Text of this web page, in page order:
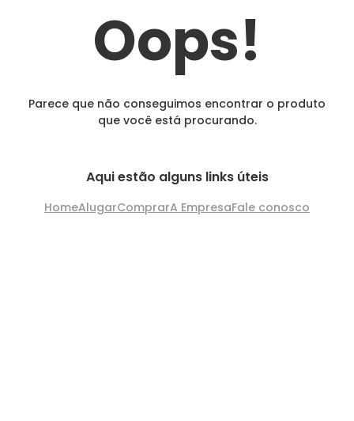
Oops!
Parece que não conseguimos encontrar o produto
que você está procurando.
Aqui estão alguns links úteis
HomeAlugarComprarA EmpresaFale conosco